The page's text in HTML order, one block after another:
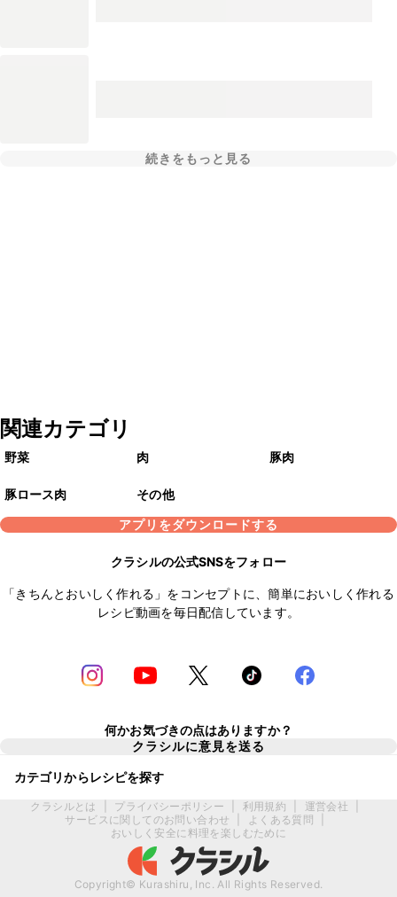
続きをもっと見る
関連カテゴリ
野菜 肉 豚肉
豚ロース肉
その他
アプリをダウンロードする
クラシルの公式SNSをフォロー
「きちんとおいしく作れる」をコンセプトに、簡単においしく作れる
レシピ動画を毎日配信しています。
何かお気づきの点はありますか？
クラシルに意見を送る
カテゴリからレシピを探す
クラシルとは プライバシーポリシー 利用規約 運営会社
サービスに関してのお問い合わせ
よくある質問
おいしく安全に料理を楽しむために
Copyright© Kurashiru, Inc. All Rights Reserved.